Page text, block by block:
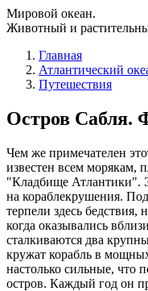
Мировой океан.
Животный и
Главная
Атлантический
Путешествия
Остров Сабля.
Чем же примечателен
известен всем морякам,
"Кладбище Атлантики".
на кораблекрушения.
терпели здесь бедствия,
когда оказывались
сталкиваются два
кружат корабль в
настолько сильные, что
остров. Каждый год он